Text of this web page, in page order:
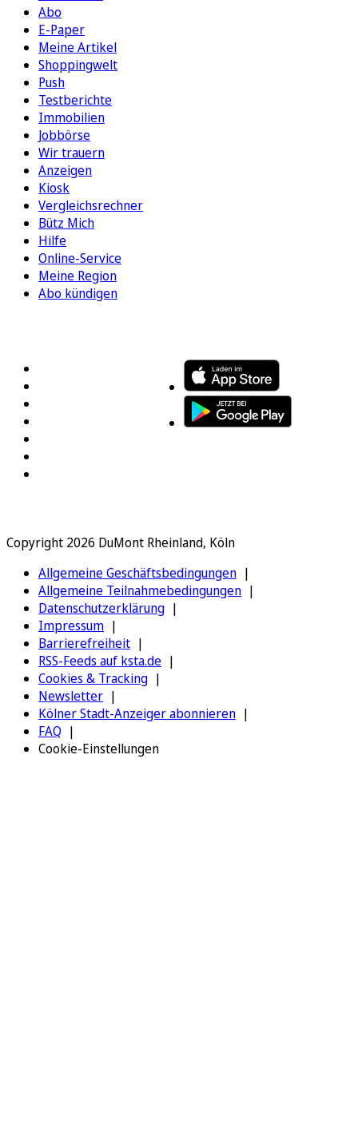
Abo
E-Paper
Meine Artikel
Shoppingwelt
Push
Testberichte
Immobilien
Jobbörse
Wir trauern
Anzeigen
Kiosk
Vergleichsrechner
Bütz Mich
Hilfe
Online-Service
Meine Region
Abo kündigen
Copyright 2026 DuMont Rheinland, Köln
Allgemeine Geschäftsbedingungen
Allgemeine Teilnahmebedingungen
Datenschutzerklärung
Impressum
Barrierefreiheit
RSS-Feeds auf ksta.de
Cookies & Tracking
Newsletter
Kölner Stadt-Anzeiger abonnieren
FAQ
Cookie-Einstellungen